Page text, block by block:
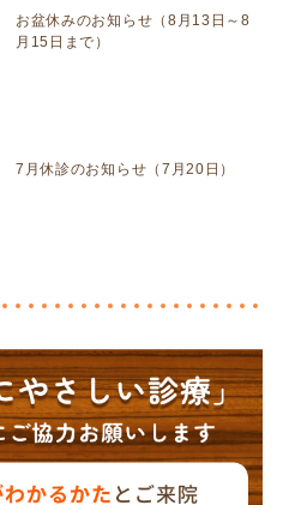
お盆休みのお知らせ（8月13日～8
月15日まで）
7月休診のお知らせ（7月20日）